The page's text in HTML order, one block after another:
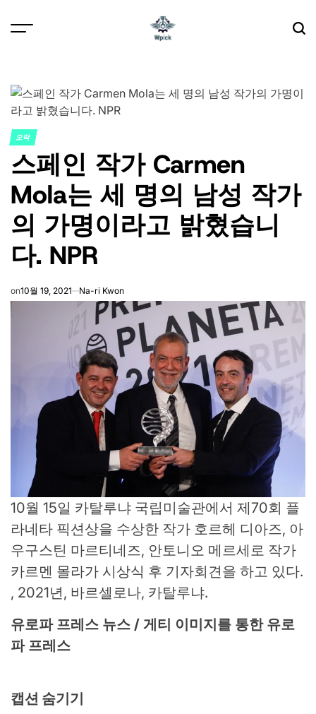
POSTED
오락
스페인 작가 Carmen
Mola는 세 명의 남성 작가
의 가명이라고 밝혔습니
다. NPR
on10월 19, 2021 Na-ri Kwon
10월 15일 카탈루냐 국립미술관에서 제70회 플
라네타 픽션상을 수상한 작가 호르헤 디아즈, 아
우구스틴 마르티네즈, 안토니오 메르세로 작가
카르멘 몰라가 시상식 후 기자회견을 하고 있다.
, 2021년, 바르셀로나, 카탈루냐.
유로파 프레스 뉴스 / 게티 이미지를 통한 유로
파 프레스
캡션 숨기기